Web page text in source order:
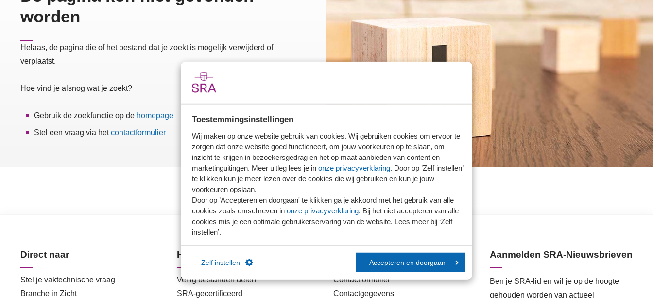
Toestemmingsinstellingen
Wij maken op onze website gebruik van cookies. Wij gebruiken cookies om ervoor te
zorgen dat onze website goed functioneert, om jouw voorkeuren op te slaan, om
inzicht te krijgen in bezoekersgedrag en het op maat aanbieden van content en
marketinguitingen. Meer uitleg lees je in onze privacyverklaring. Door op ’Zelf instellen’
te klikken kun je meer lezen over de cookies die wij gebruiken en kun je jouw
voorkeuren opslaan.
Door op ’Accepteren en doorgaan' te klikken ga je akkoord met het gebruik van alle
cookies zoals omschreven in onze privacyverklaring. Bij het niet accepteren van alle
cookies mis je een optimale gebruikerservaring van de website. Lees meer bij ‘Zelf
instellen’.
Zelf instellen Accepteren en doorgaan
worden
Helaas, de pagina die of het bestand dat je zoekt is mogelijk verwijderd of
verplaatst.
Hoe vind je alsnog wat je zoekt?
Gebruik de zoekfunctie op de homepage
Stel een vraag via hetcontactformulier
Direct naar
Stel je vaktechnische vraag
Branche in Zicht
Handige links
Veilig bestanden delen
SRA-gecertificeerd
Contact
Contactformulier
Contactgegevens
Aanmelden SRA-Nieuwsbrieven
Ben je SRA-lid en wil je op de hoogte
gehouden worden van actueel